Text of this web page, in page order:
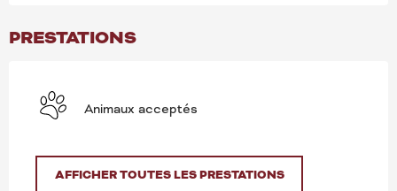
PRESTATIONS
Animaux acceptés
AFFICHER TOUTES LES PRESTATIONS